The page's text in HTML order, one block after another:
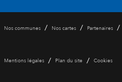
Nos communes / Nos cartes / Partenaires /
Mentions légales / Plan du site / Cookies